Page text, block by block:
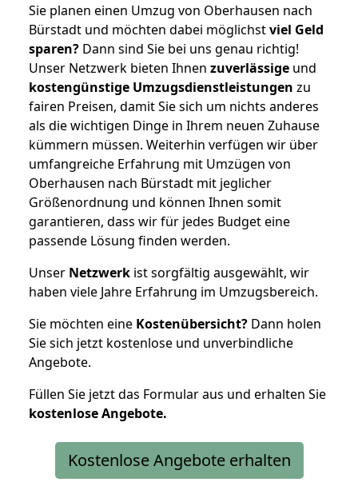
Sie planen einen Umzug von Oberhausen nach
Bürstadt und möchten dabei möglichstviel Geld
sparen? Dann sind Sie bei uns genau richtig!
Unser Netzwerk bieten Ihnen zuverlässige und
kostengünstige Umzugsdienstleistungen zu
fairen Preisen, damit Sie sich um nichts anderes
als die wichtigen Dinge in Ihrem neuen Zuhause
kümmern müssen. Weiterhin verfügen wir über
umfangreiche Erfahrung mit Umzügen von
Oberhausen nach Bürstadt mit jeglicher
Größenordnung und können Ihnen somit
garantieren, dass wir für jedes Budget eine
passende Lösung finden werden.
Unser Netzwerk ist sorgfältig ausgewählt, wir
haben viele Jahre Erfahrung im Umzugsbereich.
Sie möchten eine Kostenübersicht? Dann holen
Sie sich jetzt kostenlose und unverbindliche
Angebote.
Füllen Sie jetzt das Formular aus und erhalten Sie
kostenloseAngebote.
Kostenlose Angebote erhalten